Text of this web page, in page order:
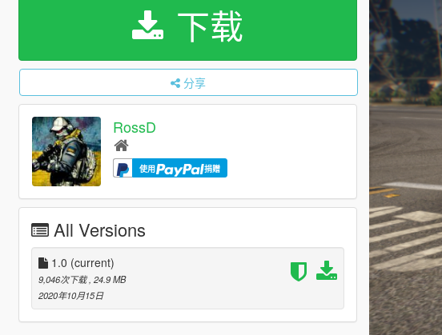
下载
分享
RossD
使用 捐赠
All Versions
1.0 (current)
9,046次下载 , 24.9 MB
2020年10月15日